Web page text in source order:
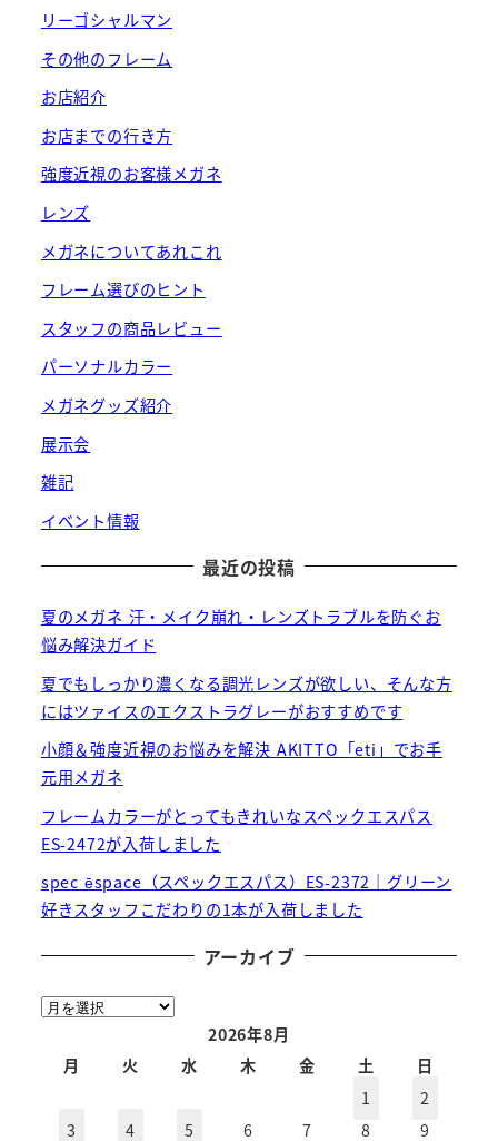
リーゴシャルマン
その他のフレーム
お店紹介
お店までの行き方
強度近視のお客様メガネ
レンズ
メガネについてあれこれ
フレーム選びのヒント
スタッフの商品レビュー
パーソナルカラー
メガネグッズ紹介
展示会
雑記
イベント情報
最近の投稿
夏のメガネ 汗・メイク崩れ・レンズトラブルを防ぐお
悩み解決ガイド
夏でもしっかり濃くなる調光レンズが欲しい、そんな方
にはツァイスのエクストラグレーがおすすめです
小顔＆強度近視のお悩みを解決 AKITTO「eti」でお手
元用メガネ
フレームカラーがとってもきれいなスペックエスパス
ES-2472が入荷しました
spec ēspace（スペックエスパス）ES-2372｜グリーン
好きスタッフこだわりの1本が入荷しました
アーカイブ
ア
2026年8月
月
火 水 木 金 土
日
1
2
3
4 5 6 7 8 9